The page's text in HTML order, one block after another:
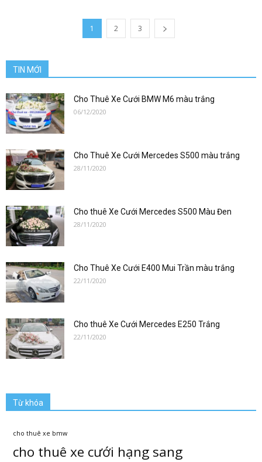
1 2 3
TIN MỚI
Cho Thuê Xe Cưới BMW M6 màu trắng
06/12/2020
Cho Thuê Xe Cưới Mercedes S500 màu trắng
28/11/2020
Cho thuê Xe Cưới Mercedes S500 Màu Đen
28/11/2020
Cho Thuê Xe Cưới E400 Mui Trần màu trắng
22/11/2020
Cho thuê Xe Cưới Mercedes E250 Trắng
22/11/2020
Từ khóa
cho thuê xe bmw
cho thuê xe cưới hạng sang